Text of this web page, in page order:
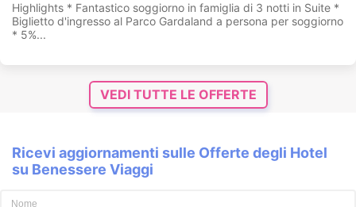
Highlights * Fantastico soggiorno in famiglia di 3 notti in Suite *
Biglietto d'ingresso al Parco Gardaland a persona per soggiorno
* 5%...
VEDI TUTTE LE OFFERTE
Ricevi aggiornamenti sulle Offerte degli Hotel
su Benessere Viaggi